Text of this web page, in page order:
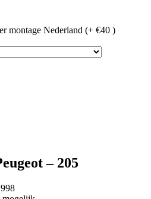
montage Nederland (+ €40 )
– 205